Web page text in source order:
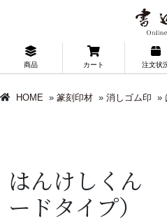
商品 カート 注文状
HOME » 篆刻印材 » 消しゴム印 »
はんけしくん
ードタイプ）